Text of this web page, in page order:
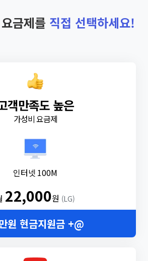
금제를 직접 선택하세요!
객만족도 높은
가성비 요금제
인터넷 100M
22,000원 (LG)
원 현금지원금 +@